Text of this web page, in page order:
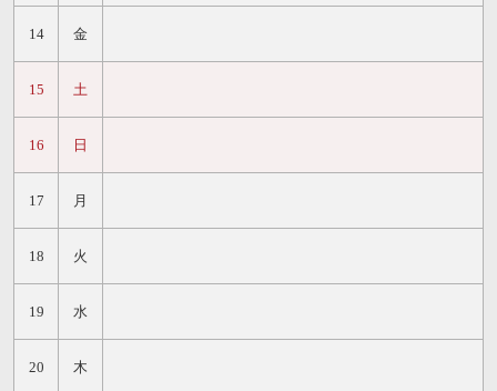
金
14
土
15
日
16
月
17
火
18
水
19
木
20